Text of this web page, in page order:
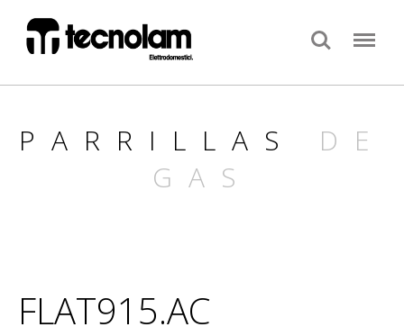
Search Menu
PARRILLAS DE
GAS
FLAT915.AC